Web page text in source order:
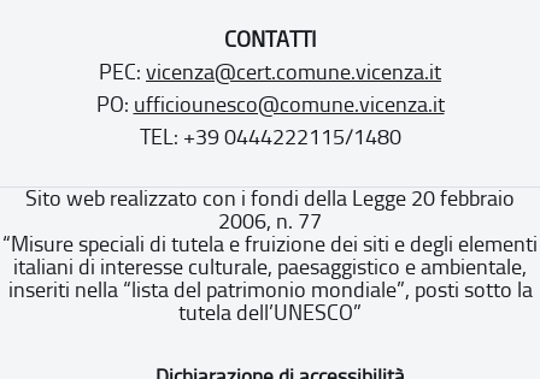
CONTATTI
PEC: vicenza@cert.comune.vicenza.it
PO: ufficiounesco@comune.vicenza.it
TEL: +39 0444222115/1480
Sito web realizzato con i fondi della Legge 20 febbraio
2006, n. 77
“Misure speciali di tutela e fruizione dei siti e degli elementi
italiani di interesse culturale, paesaggistico e ambientale,
inseriti nella “lista del patrimonio mondiale”, posti sotto la
tutela dell’UNESCO”